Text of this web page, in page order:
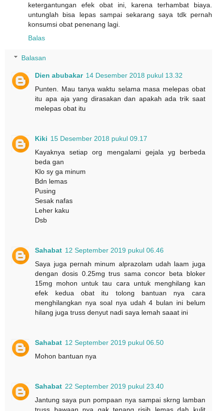
ketergantungan efek obat ini, karena terhambat biaya.
untunglah bisa lepas sampai sekarang saya tdk pernah
konsumsi obat penenang lagi.
Balas
Balasan
Dien abubakar 14 Desember 2018 pukul 13.32
Punten. Mau tanya waktu selama masa melepas obat
itu apa aja yang dirasakan dan apakah ada trik saat
melepas obat itu
Kiki 15 Desember 2018 pukul 09.17
Kayaknya setiap org mengalami gejala yg berbeda
beda gan
Klo sy ga minum
Bdn lemas
Pusing
Sesak nafas
Leher kaku
Dsb
Sahabat 12 September 2019 pukul 06.46
Saya juga pernah minum alprazolam udah laam juga
dengan dosis 0.25mg trus sama concor beta bloker
15mg mohon untuk tau cara untuk menghilang kan
efek kedua obat itu tolong bantuan nya cara
menghilangkan nya soal nya udah 4 bulan ini belum
hilang juga truss denyut nadi saya lemah saaat ini
Sahabat 12 September 2019 pukul 06.50
Mohon bantuan nya
Sahabat 22 September 2019 pukul 23.40
Jantung saya pun pompaan nya sampai skrng lamban